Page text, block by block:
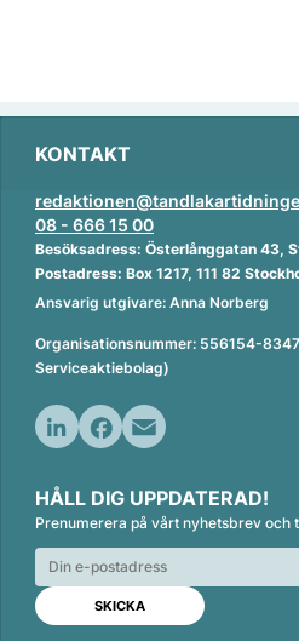
KONTAKT
08 - 666 15 00
Besöksadress: Österlånggatan 43,
Postadress: Box 1217, 111 82
Ansvarig utgivare: Anna Norberg
Organisationsnummer: 556154-
Serviceaktiebolag)
n
k
e
d
n
c
e
b
o
o
k
a
i
l
HÅLL DIG UPPDATERAD!
Prenumerera på vårt nyhetsbrev och